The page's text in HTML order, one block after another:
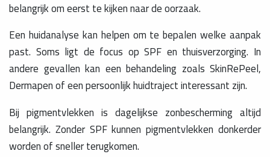
belangrijk om eerst te kijken naar de oorzaak.
Een huidanalyse kan helpen om te bepalen welke aanpak
past. Soms ligt de focus op SPF en thuisverzorging. In
andere gevallen kan een behandeling zoals SkinRePeel,
Dermapen of een persoonlijk huidtraject interessant zijn.
Bij pigmentvlekken is dagelijkse zonbescherming altijd
belangrijk. Zonder SPF kunnen pigmentvlekken donkerder
worden of sneller terugkomen.